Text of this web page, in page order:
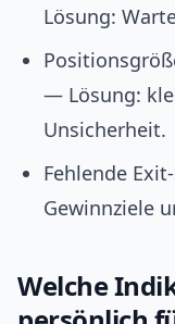
Lösung:
— Lösung:
Unsicherheit.
Fehlende
Gewinnziele
Welche